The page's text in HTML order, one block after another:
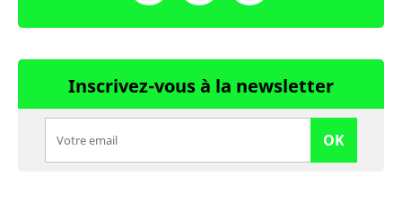
Inscrivez-vous à la newsletter
OK